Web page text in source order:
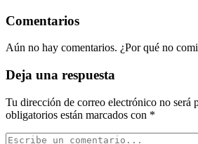
Comentarios
Aún no hay comentarios. ¿Por qué no
Deja una respuesta
Tu dirección de correo electrónico no será
obligatorios están marcados con *